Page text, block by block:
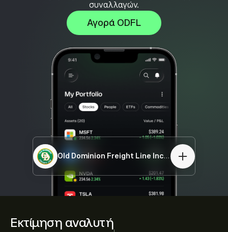
Εκτίμηση αναλυτή
συναλλαγών.
Αγορά ODFL
Old Dominion Freight Line IncODFL